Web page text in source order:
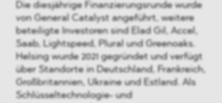
Die diesjährige Finanzierungsrunde wurde
von General Catalyst angeführt, weitere
beteiligte Investoren sind Elad Gil, Accel,
Saab, Lightspeed, Plural und Greenoaks.
Helsing wurde 2021 gegründet und verfügt
über Standorte in Deutschland, Frankreich,
Großbritannien, Ukraine und Estland. Als
Schlüsseltechnologie- und